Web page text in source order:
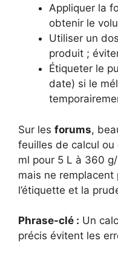
Appliquer la
obtenir le
Utiliser un
produit ;
Étiqueter le
date) si le
Sur les forums,
feuilles de calcul
ml pour 5 L à 360
mais ne
l’étiquette et la
Phrase-clé : Un
précis évitent les